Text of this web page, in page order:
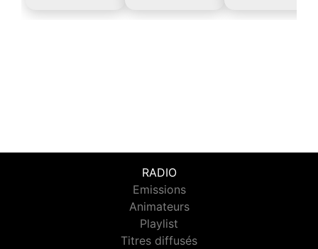
RADIO
Emissions
Animateurs
Playlist
Titres diffusés